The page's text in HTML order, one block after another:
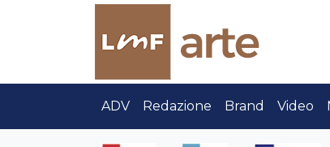
ADV Redazione Brand Video